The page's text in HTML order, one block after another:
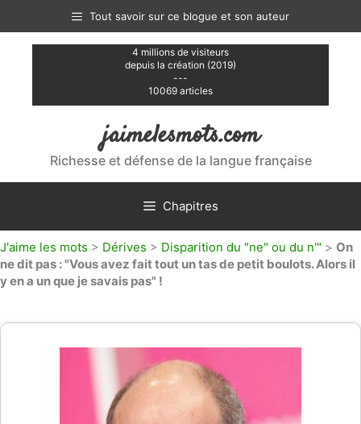
contenu
Tout savoir sur ce blogue et son auteur
4 millions de visiteurs
depuis la création (2019)
---
10069 articles
jaimelesmots.com
Richesse et défense de la langue française
Chapitres
J'aime les mots > Dérives > Disparition du "ne" ou du n'" > On
ne dit pas : "Vous avez fait tout un tas de petit boulots. Alors il
y en a un que je savais pas" !